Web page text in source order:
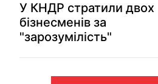
У КНДР стратили двох
бізнесменів за
"зарозумілість"